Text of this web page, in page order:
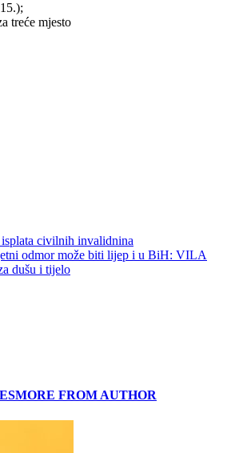
treće mjesto
civilnih invalidnina
odmor može biti lijep i u BiH: VILA
dušu i tijelo
MORE FROM AUTHOR